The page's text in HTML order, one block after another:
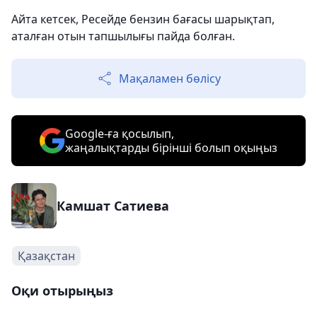
Айта кетсек, Ресейде бензин бағасы шарықтап,
аталған отын тапшылығы пайда болған.
Мақаламен бөлісу
Google-ға қосылып,
жаңалықтарды бірінші болып оқыңыз
Камшат Сатиева
Қазақстан
Оқи отырыңыз